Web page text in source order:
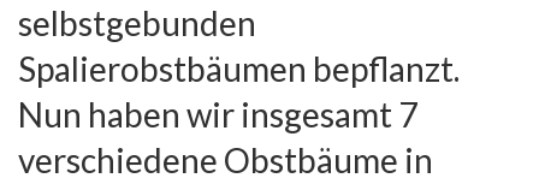
selbstgebunden
Spalierobstbäumen bepflanzt.
Nun haben wir insgesamt 7
verschiedene Obstbäume in